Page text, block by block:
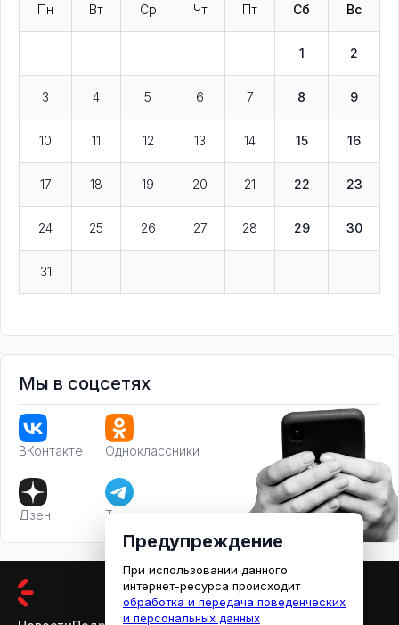
Пн Вт Ср Чт Пт Сб Вс
1 2
3 4 5 6 7 8 9
10 11 12 13 14 15 16
17 18 19 20 21 22 23
24 25 26 27 28 29 30
31
Мы в соцсетях
ВКонтакте Одноклассники
Дзен Телеграм
Предупреждение
При использовании данного
интернет-ресурса происходит
обработка и передача поведенческих
и персональных данных